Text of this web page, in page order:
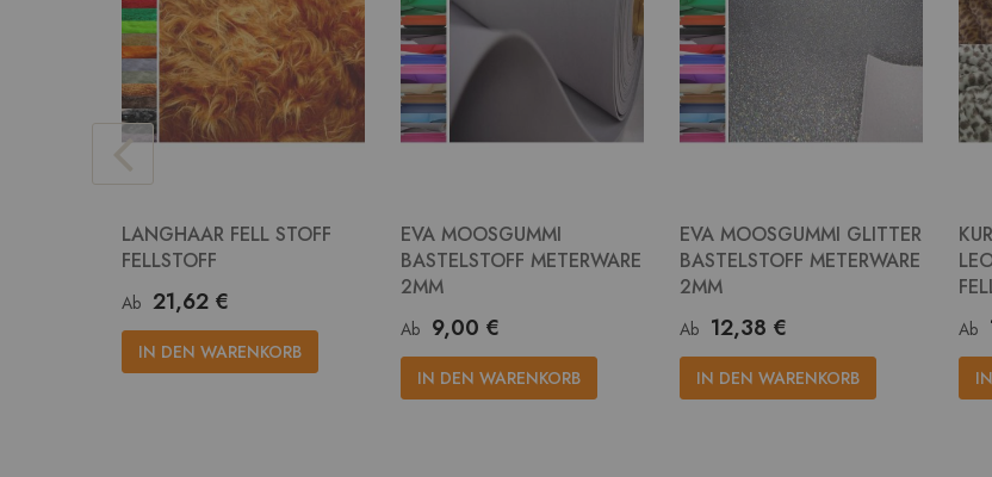
LANGHAAR FELL STOFF
FELLSTOFF
Ab 21,62 €
IN DEN WARENKORB
EVA MOOSGUMMI
BASTELSTOFF METERWARE
2MM
Ab 9,00 €
IN DEN WARENKORB
EVA MOOSGUMMI GLITTER
BASTELSTOFF METERWARE
2MM
Ab 12,38 €
IN DEN WARENKORB
Ab